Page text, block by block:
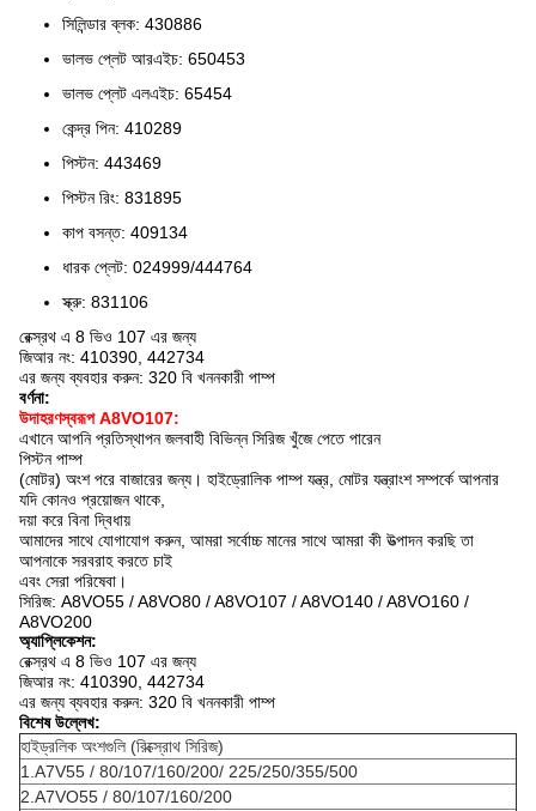
সিলিন্ডার ব্লক: 430886
ভালভ প্লেট আরএইচ: 650453
ভালভ প্লেট এলএইচ: 65454
কেন্দ্র পিন: 410289
পিস্টন: 443469
পিস্টন রিং: 831895
কাপ বসন্ত: 409134
ধারক প্লেট: 024999/444764
স্ক্রু: 831106
রেক্স্রথ এ 8 ভিও 107 এর জন্য
জিআর নং: 410390, 442734
এর জন্য ব্যবহার করুন: 320 বি খননকারী পাম্প
বর্ণনা:
উদাহরণস্বরূপ A8VO107:
এখানে আপনি প্রতিস্থাপন জলবাহী বিভিন্ন সিরিজ খুঁজে পেতে পারেন
পিস্টন পাম্প
(মোটর) অংশ পরে বাজারের জন্য। হাইড্রোলিক পাম্প যন্ত্র, মোটর যন্ত্রাংশ সম্পর্কে আপনার
যদি কোনও প্রয়োজন থাকে,
দয়া করে বিনা দ্বিধায়
আমাদের সাথে যোগাযোগ করুন, আমরা সর্বোচ্চ মানের সাথে আমরা কী উত্পাদন করছি তা
আপনাকে সরবরাহ করতে চাই
এবং সেরা পরিষেবা।
সিরিজ: A8VO55 / A8VO80 / A8VO107 / A8VO140 / A8VO160 /
A8VO200
অ্যাপ্লিকেশন:
রেক্স্রথ এ 8 ভিও 107 এর জন্য
জিআর নং: 410390, 442734
এর জন্য ব্যবহার করুন: 320 বি খননকারী পাম্প
বিশেষ উল্লেখ:
হাইড্রলিক অংশগুলি (রিক্স্রোথ সিরিজ)
1.A7V55 / 80/107/160/200/ 225/250/355/500
2.A7VO55 / 80/107/160/200